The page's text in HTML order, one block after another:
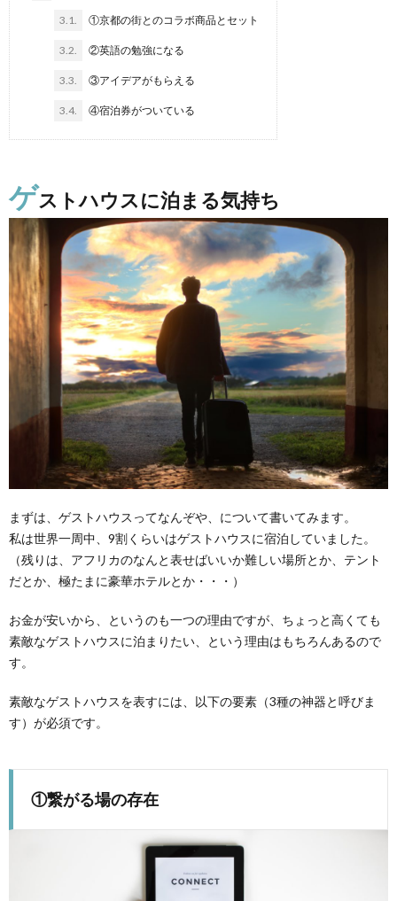
3.1. ①京都の街とのコラボ商品とセット
3.2. ②英語の勉強になる
3.3. ③アイデアがもらえる
3.4. ④宿泊券がついている
ゲストハウスに泊まる気持ち
まずは、ゲストハウスってなんぞや、について書いてみます。
私は世界一周中、9割くらいはゲストハウスに宿泊していました。
（残りは、アフリカのなんと表せばいいか難しい場所とか、テント
だとか、極たまに豪華ホテルとか・・・）
お金が安いから、というのも一つの理由ですが、ちょっと高くても
素敵なゲストハウスに泊まりたい、という理由はもちろんあるので
す。
素敵なゲストハウスを表すには、以下の要素（3種の神器と呼びま
す）が必須です。
①繋がる場の存在